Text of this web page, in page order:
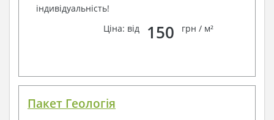
індивідуальність!
Ціна: від
150 грн / м²
Пакет Геологія